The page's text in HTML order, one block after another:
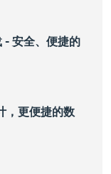
安全、便捷的
，更便捷的数